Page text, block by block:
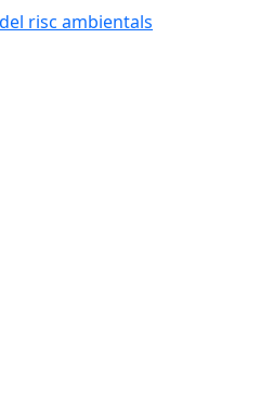
risc ambientals